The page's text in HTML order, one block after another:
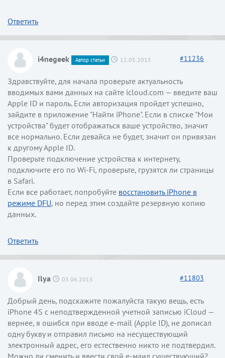
Ответить
i4negeek Автор статьи 12.05.2015 #11236
Здравствуйте, для начала проверьте актуальность
вводимых вами данных на сайте icloud.com — введите ваш
Apple ID и пароль. Если авторизация пройдет успешно,
зайдите в приложение "Найти iPhone". Если в списке "Мои
устройства" будет отображаться ваше устройство, значит
все нормально. Если девайса не будет, значит он привязан
к другому Apple ID.
Проверьте подключение устройства к интернету,
подключите его по Wi-Fi, проверьте, грузятся ли страницы
в Safari.
Если все работает, попробуйте восстановить iPhone в
режиме DFU, но перед этим создайте резервную копию
данных.
Ответить
Ilya 03.06.2015 #11803
Добрый день, подскажите пожалуйста такую вещь, есть
iPhone 4S с неподтвержденной учетной записью iCloud —
вернее, я ошибся при вводе e-mail (Apple ID), не дописал
одну букву и отправил письмо на несуществующий
электронный адрес, его естественно никто не подтвердил.
Можно ли сменить и ввести свой е-маил существующий?